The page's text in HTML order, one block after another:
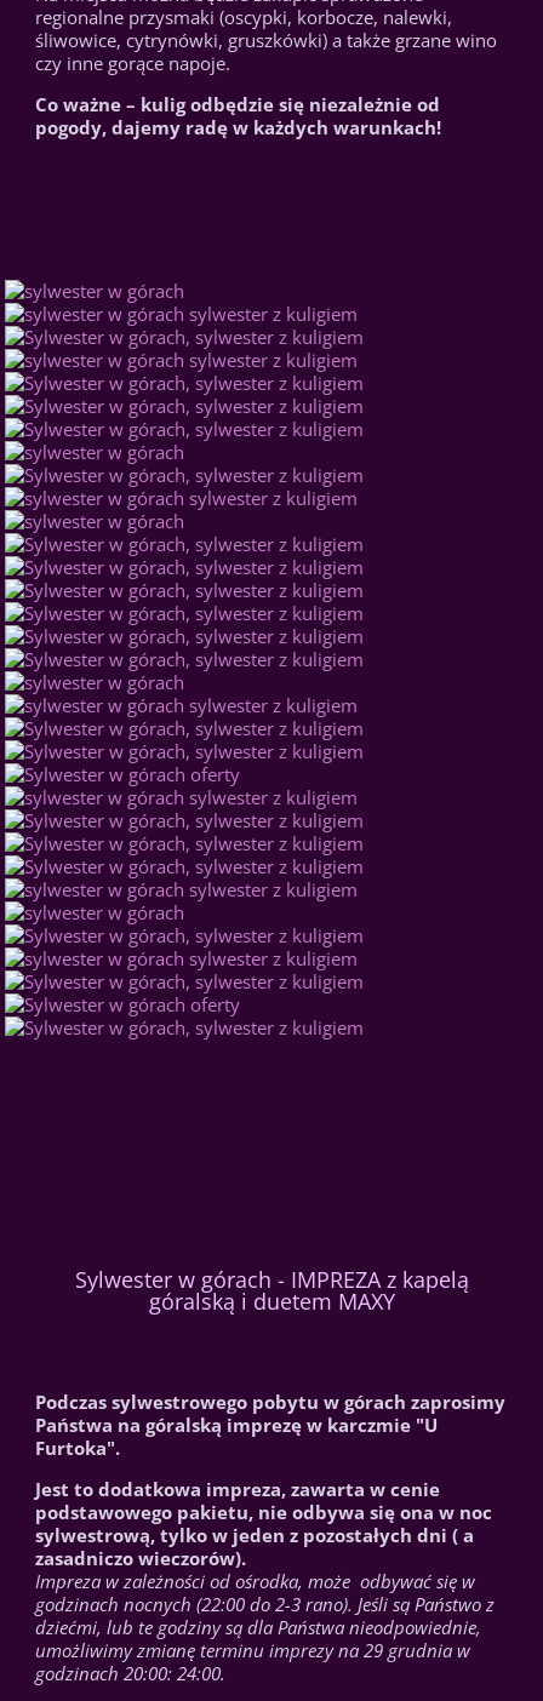
regionalne przysmaki (oscypki, korbocze, nalewki,
śliwowice, cytrynówki, gruszkówki) a także grzane wino
czy inne gorące napoje.
Co ważne – kulig odbędzie się niezależnie od
pogody, dajemy radę w każdych warunkach!
Sylwester w górach - IMPREZA z kapelą
góralską i duetem MAXY
Podczas sylwestrowego pobytu w górach zaprosimy
Państwa na góralską imprezę w karczmie "U
Furtoka".
Jest to dodatkowa impreza, zawarta w cenie
podstawowego pakietu, nie odbywa się ona w noc
sylwestrową, tylko w jeden z pozostałych dni ( a
zasadniczo wieczorów).
Impreza w zależności od ośrodka, może odbywać się w
godzinach nocnych (22:00 do 2-3 rano). Jeśli są Państwo z
dziećmi, lub te godziny są dla Państwa nieodpowiednie,
umożliwimy zmianę terminu imprezy na 29 grudnia w
godzinach 20:00: 24:00.